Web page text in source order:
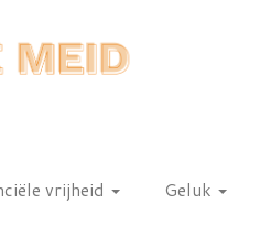
vrijheid Geluk